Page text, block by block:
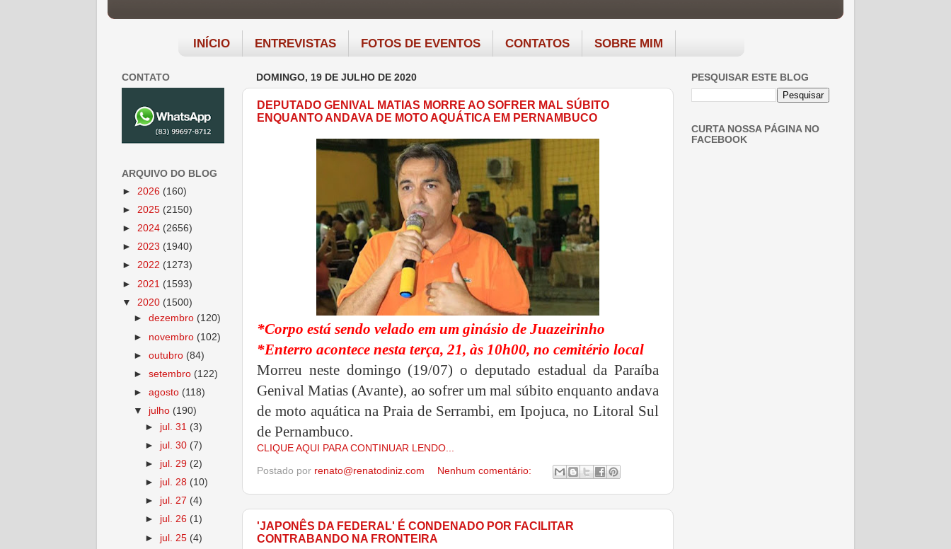
INÍCIO ENTREVISTAS FOTOS DE EVENTOS CONTATOS SOBRE MIM
DOMINGO, 19 DE JULHO DE 2020
DEPUTADO GENIVAL MATIAS MORRE AO SOFRER MAL SÚBITO
ENQUANTO ANDAVA DE MOTO AQUÁTICA EM PERNAMBUCO
*Corpo está sendo velado em um ginásio de Juazeirinho
*Enterro acontece nesta terça, 21, às 10h00, no cemitério local
Morreu neste domingo (19/07) o deputado estadual da Paraíba
Genival Matias (Avante), ao sofrer um mal súbito enquanto andava
de moto aquática na Praia de Serrambi, em Ipojuca, no Litoral Sul
de Pernambuco.
CLIQUE AQUI PARA CONTINUAR LENDO...
Postado por renato@renatodiniz.com Nenhum comentário:
'JAPONÊS DA FEDERAL' É CONDENADO POR FACILITAR
CONTRABANDO NA FRONTEIRA
CONTATO
ARQUIVO DO BLOG
► 2026 (160)
► 2025 (2150)
► 2024 (2656)
► 2023 (1940)
► 2022 (1273)
► 2021 (1593)
▼ 2020 (1500)
►dezembro (120)
► novembro (102)
►outubro (84)
►setembro (122)
►agosto (118)
▼ julho (190)
► jul. 31 (3)
► jul. 30 (7)
► jul. 29 (2)
► jul. 28 (10)
► jul. 27 (4)
► jul. 26 (1)
► jul. 25 (4)
PESQUISAR ESTE BLOG
CURTA NOSSA PÁGINA NO
FACEBOOK